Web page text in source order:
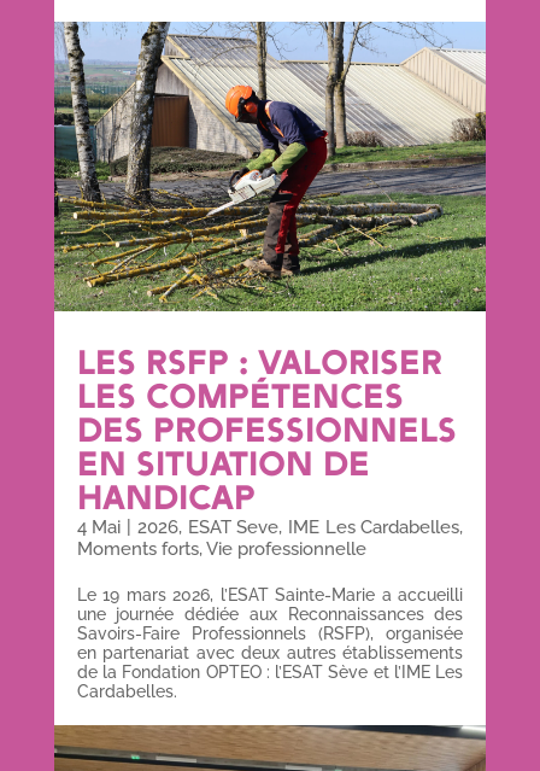
LES RSFP : VALORISER
LES COMPÉTENCES
DES PROFESSIONNELS
EN SITUATION DE
HANDICAP
4 Mai 2026, ESAT Seve, IME Les Cardabelles,
Moments forts,Vie professionnelle
Le 19 mars 2026, l’ESAT Sainte-Marie a accueilli
une journée dédiée aux Reconnaissances des
Savoirs-Faire Professionnels (RSFP), organisée
en partenariat avec deux autres établissements
de la Fondation OPTEO : l’ESAT Sève et l’IME Les
Cardabelles.